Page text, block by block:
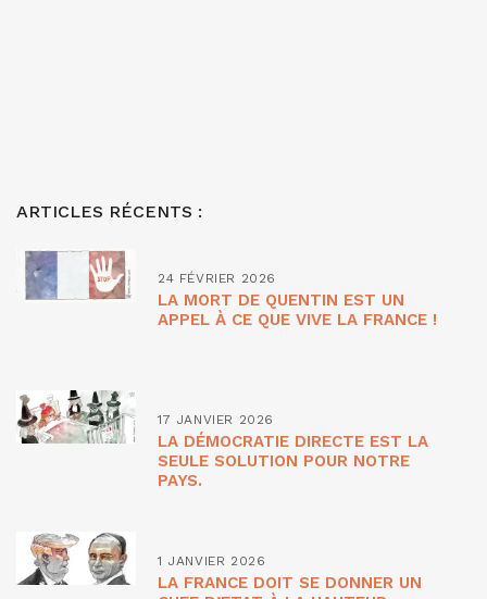
ARTICLES RÉCENTS :
24 FÉVRIER 2026
LA MORT DE QUENTIN EST UN
APPEL À CE QUE VIVE LA FRANCE !
17 JANVIER 2026
LA DÉMOCRATIE DIRECTE EST LA
SEULE SOLUTION POUR NOTRE
PAYS.
1 JANVIER 2026
LA FRANCE DOIT SE DONNER UN